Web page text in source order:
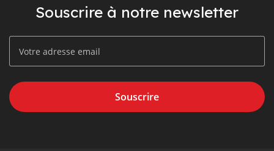
Souscrire à notre newsletter
Souscrire